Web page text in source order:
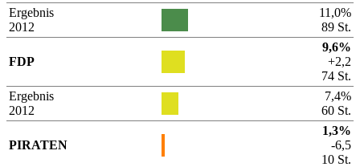
Ergebnis
2012
11,0%
89 St.
FDP
9,6%
+2,2
74 St.
Ergebnis
2012
7,4%
60 St.
PIRATEN
1,3%
-6,5
10 St.